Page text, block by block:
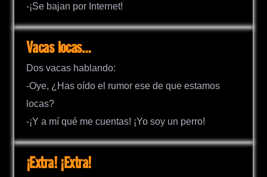
-¡Se bajan por Internet!
Vacas locas…
Dos vacas hablando:
-Oye, ¿Has oído el rumor ese de que estamos
locas?
-¡Y a mí qué me cuentas! ¡Yo soy un perro!
¡Extra! ¡Extra!